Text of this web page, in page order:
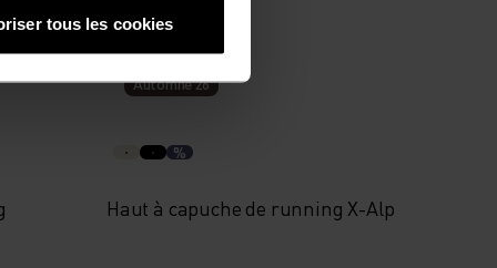
tous les cookies
Automne 26
%
Haut à capuche de running X-Alp